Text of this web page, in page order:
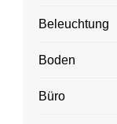
Beleuchtung
Boden
Büro